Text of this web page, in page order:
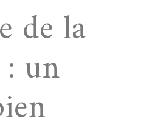
de la
un